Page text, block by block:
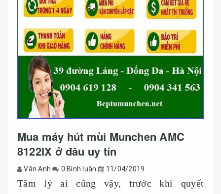
Mua máy hút mùi Munchen AMC
8122IX ở đâu uy tín
Vân Anh 0 Bình luận 11/04/2019
Tâm lý ai cũng vậy, trước khi quyết